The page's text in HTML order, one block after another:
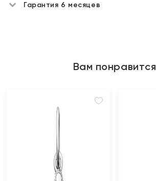
Гарантия 6 месяцев
Вам понравится